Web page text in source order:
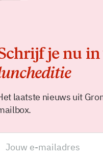
je nu in
laatste nieuws uit